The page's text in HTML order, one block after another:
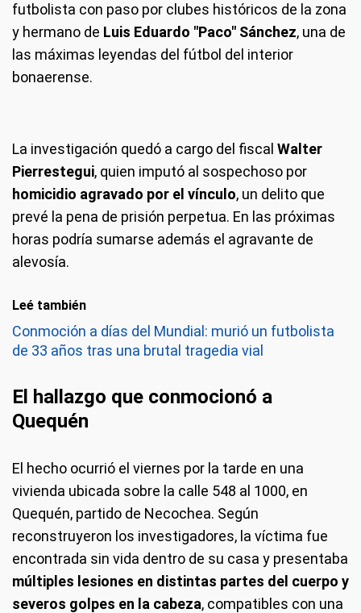
futbolista con paso por clubes históricos de la zona
y hermano de Luis Eduardo "Paco" Sánchez, una de
las máximas leyendas del fútbol del interior
bonaerense.
La investigación quedó a cargo del fiscal Walter
Pierrestegui, quien imputó al sospechoso por
homicidio agravado por el vínculo, un delito que
prevé la pena de prisión perpetua. En las próximas
horas podría sumarse además el agravante de
alevosía.
Leé también
Conmoción a días del Mundial: murió un futbolista
de 33 años tras una brutal tragedia vial
El hallazgo que conmocionó a
Quequén
El hecho ocurrió el viernes por la tarde en una
vivienda ubicada sobre la calle 548 al 1000, en
Quequén, partido de Necochea. Según
reconstruyeron los investigadores, la víctima fue
encontrada sin vida dentro de su casa y presentaba
múltiples lesiones en distintas partes del cuerpo y
severos golpes en la cabeza, compatibles con una